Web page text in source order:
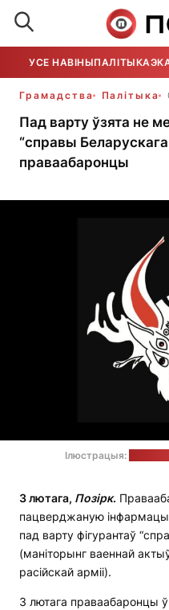
УСЕ НАВІНЫПАЛІТЫКА
Грамадства Палітыка
Пад варту ўзята не
“справы
праваабаронцы
Ілюстрацыя:
3 лютага, Позірк.
пацверджаную
пад варту фігурантаў
(маніторынг ваеннай
расійскай арміі).
3 лютага праваабаронцы